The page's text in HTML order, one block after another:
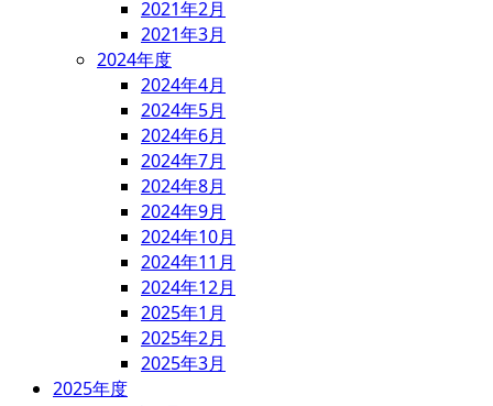
2021年2月
2021年3月
2024年度
2024年4月
2024年5月
2024年6月
2024年7月
2024年8月
2024年9月
2024年10月
2024年11月
2024年12月
2025年1月
2025年2月
2025年3月
2025年度